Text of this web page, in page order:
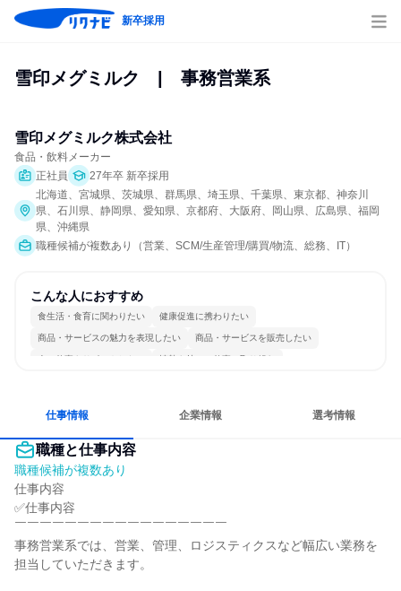
新卒採用
雪印メグミルク　|　事務営業系
雪印メグミルク株式会社
食品・飲料メーカー
正社員
27年卒 新卒採用
北海道、宮城県、茨城県、群馬県、埼玉県、千葉県、東京都、神奈川
県、石川県、静岡県、愛知県、京都府、大阪府、岡山県、広島県、福岡
県、沖縄県
職種候補が複数あり（営業、SCM/生産管理/購買/物流、総務、IT）
こんな人におすすめ
食生活・食育に関わりたい 健康促進に携わりたい
商品・サービスの魅力を表現したい 商品・サービスを販売したい
人の仕事をサポートしたい 情熱を持って仕事に取り組む
仕事情報 企業情報 選考情報
職種と仕事内容
職種候補が複数あり
仕事内容
✅仕事内容
￣￣￣￣￣￣￣￣￣￣￣￣￣￣￣￣￣
事務営業系では、営業、管理、ロジスティクスなど幅広い業務を
担当していただきます。